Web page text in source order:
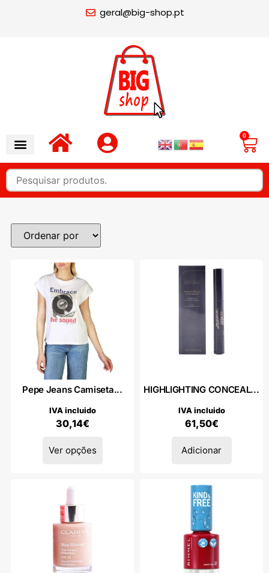
geral@big-shop.pt
0
Pepe Jeans Camiseta...
30,14€
IVA incluido
Ver opções
HIGHLIGHTING CONCEAL...
61,50€
IVA incluido
Adicionar